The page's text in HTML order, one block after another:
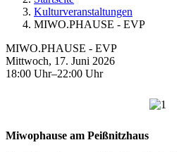
Kulturveranstaltungen
MIWO.PHAUSE - EVP
MIWO.PHAUSE - EVP
Mittwoch, 17. Juni 2026
18:00 Uhr–22:00 Uhr
Miwophause am Peißnitzhaus